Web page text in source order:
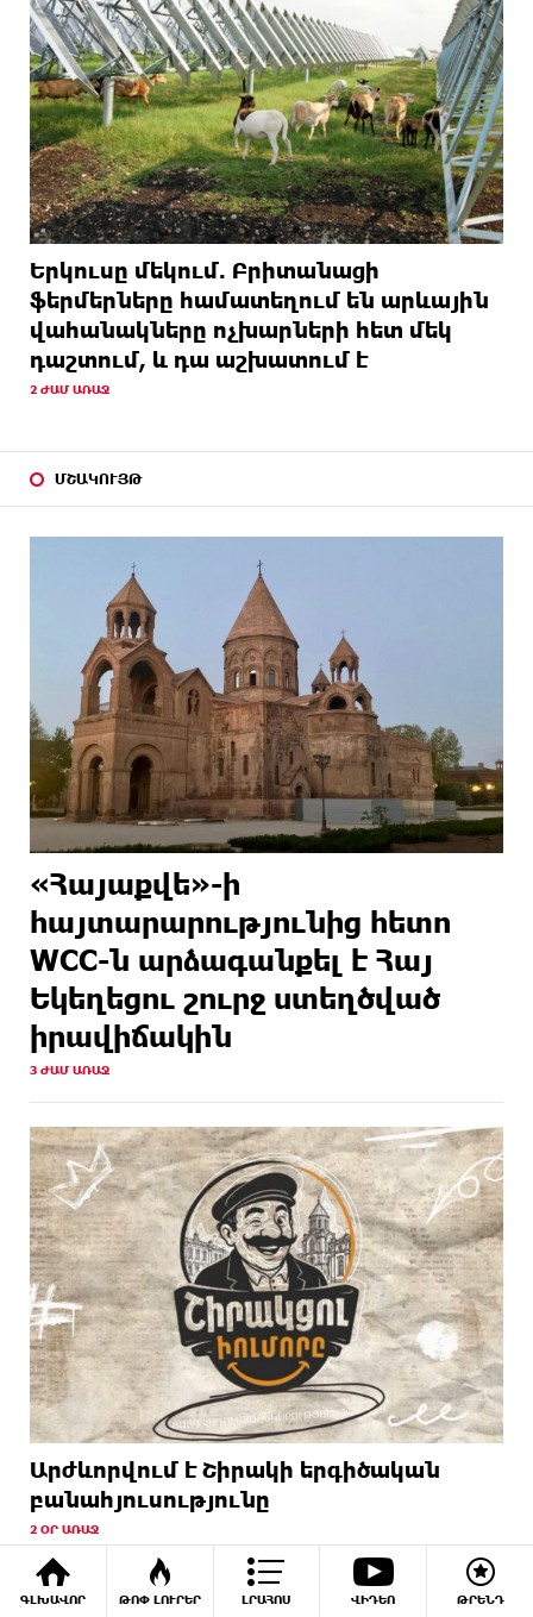
ԳԼԽԱՎՈՐ ԹՈՓ ԼՈՒՐԵՐ ԼՐԱՀՈՍ ՎԻԴԵՈ ԹՐԵՆԴ
Երկուսը մեկում. Բրիտանացի
ֆերմերները համատեղում են արևային
վահանակները ոչխարների հետ մեկ
դաշտում, և դա աշխատում է
2 ԺԱՄ ԱՌԱՋ
ՄՇԱԿՈՒՅԹ
«Հայաքվե»-ի
հայտարարությունից հետո
WCC-ն արձագանքել է Հայ
Եկեղեցու շուրջ ստեղծված
իրավիճակին
3 ԺԱՄ ԱՌԱՋ
Արժևորվում է Շիրակի երգիծական
բանահյուսությունը
2 ՕՐ ԱՌԱՋ